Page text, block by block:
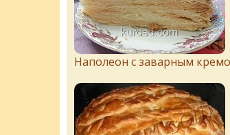
Наполеон с заварным